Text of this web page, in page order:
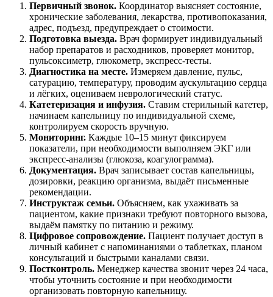
Первичный звонок. Координатор выясняет состояние,
хронические заболевания, лекарства, противопоказания,
адрес, подъезд, предупреждает о стоимости.
Подготовка выезда. Врач формирует индивидуальный
набор препаратов и расходников, проверяет монитор,
пульсоксиметр, глюкометр, экспресс-тесты.
Диагностика на месте. Измеряем давление, пульс,
сатурацию, температуру, проводим аускультацию сердца
и лёгких, оцениваем неврологический статус.
Катетеризация и инфузия. Ставим стерильный катетер,
начинаем капельницу по индивидуальной схеме,
контролируем скорость вручную.
Мониторинг. Каждые 10–15 минут фиксируем
показатели, при необходимости выполняем ЭКГ или
экспресс-анализы (глюкоза, коагулограмма).
Документация. Врач записывает состав капельницы,
дозировки, реакцию организма, выдаёт письменные
рекомендации.
Инструктаж семьи. Объясняем, как ухаживать за
пациентом, какие признаки требуют повторного вызова,
выдаём памятку по питанию и режиму.
Цифровое сопровождение. Пациент получает доступ в
личный кабинет с напоминаниями о таблетках, планом
консультаций и быстрыми каналами связи.
Постконтроль. Менеджер качества звонит через 24 часа,
чтобы уточнить состояние и при необходимости
организовать повторную капельницу.